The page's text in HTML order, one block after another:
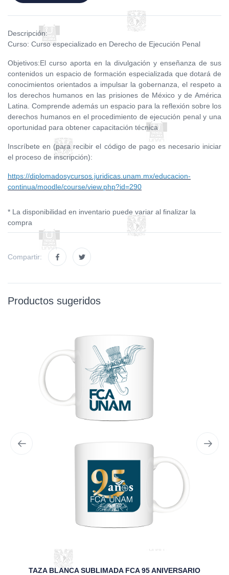
Descripción:
Curso: Curso especializado en Derecho de Ejecución Penal
Objetivos:El curso aporta en la divulgación y enseñanza de sus
contenidos un espacio de formación especializada que dotará de
conocimientos orientados a impulsar la gobernanza, el respeto a
los derechos humanos en las prisiones de México y de América
Latina. Comprende además un espacio para la reflexión sobre los
derechos humanos en el procedimiento de ejecución penal y una
oportunidad para obtener capacitación técnica
Inscríbete en (para recibir el código de pago es necesario iniciar
el proceso de inscripción):
https://diplomadosycursos.juridicas.unam.mx/educacion-
continua/moodle/course/view.php?id=290
* La disponibilidad en inventario puede variar al finalizar la
compra
Compartir:
Productos sugeridos
TAZA BLANCA SUBLIMADA FCA 95 ANIVERSARIO